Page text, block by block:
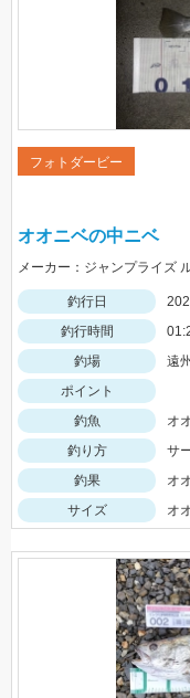
フォトダービー
オオニベの中ニベ
メーカー：ジャンプライズ
釣行日
釣行時間
釣場
遠
ポイント
釣魚
オ
釣り方
サ
釣果
オ
サイズ
オ